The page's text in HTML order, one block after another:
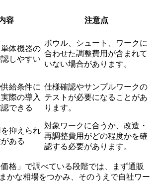
容 注意点
体機器の
しやすい
ボウル、シュート、ワークに
合わせた調整費用が含まれて
いない場合があります。
給条件に
際の導入
できる
仕様確認やサンプルワークの
テストが必要になることがあ
ります。
抑えられ
ある
対象ワークに合うか、改造・
再調整費用がどの程度かを確
認する必要があります。
価格」で調べている段階では、まず通販
かな相場をつかみ、そのうえで自社ワー